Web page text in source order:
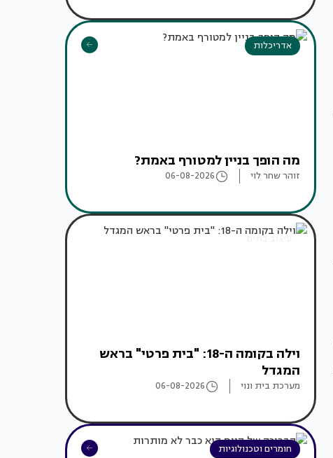
אדריכלות
מה הופך בניין למטורף באמת?
זוהר שחר לוי 06-08-2026
עיצוב בתים
וילה בקומה ה-18: "בית פרטי" בראש
המגדל
מערכת בית ונוי 06-08-2026
חומרים וטכנולוגיות